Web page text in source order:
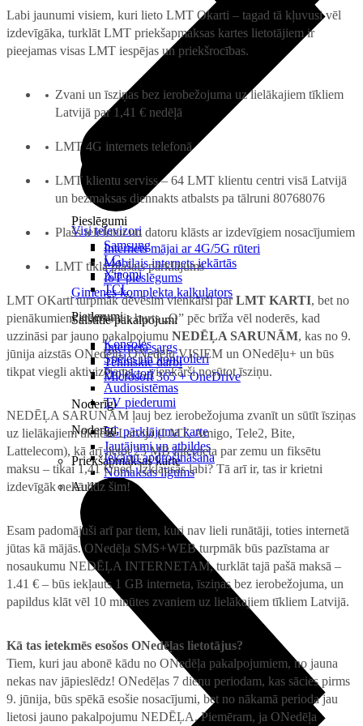
Pieslēgumi
Internets mājai ar 4G/5G rūteri
Mobilais internets iekārtās
IoT pieslēgums
Ģimenes komplekta kalkulators
Saistītie pakalpojumi
Interneta sargs
Tehniskie darbi
Microsoft 365 + OneDrive
Noderīgi
5G pārklājuma karte
Jautājumi un atbildes
Priekšapmaksas karte
Visi televizori
Samsung
LG
Xiaomi
TCL
Piederumi
Konsoles
Spēles un kontrolieri
Projektori
Audiosistēmas
TV piederumi
Noderīgi
Iekārtu apdrošināšana
Nomaksas līgums
Audio
Labi jaunumi visiem, kuri lieto LMT Okarti – tagad tā kļuvusi vēl
izdevīgāka, turklāt LMT priekšapmaksas kartes lietotājiem ir
pieejamas visas LMT iespējas un priekšrocības.
Zvani un īsziņas bez ierobežojuma uz lielākajiem tīkliem
Latvijā par 1,41 € nedēļā
LMT 4G internets telefonā
LMT klientu serviss – 64 LMT klientu centri visā Latvijā
un bezmaksas diennakts atbalsts pa tālruni 80768076
Plašs telefonu un datoru klāsts ar izdevīgiem nosacījumiem
LMT tīkla plašais pārklājums
LMT OKarti turpmāk dēvēsim vienkārši parLMT KARTI, bet no
pienākumiem atbrīvotais burts „O” pēc brīža vēl noderēs, kad
uzzināsi par jauno pakalpojumu NEDĒĻA SARUNĀM, kas no 9.
jūnija aizstās ONedēļu, ONedēļu VISIEM un ONedēļu+ un būs
tikpat viegli aktivizējams –, vienkārši nosūtot īsziņu.
NEDĒĻA SARUNĀM ļauj bez ierobežojuma zvanīt un sūtīt īsziņas
uz lielākajiem tīkliem Latvijā (LMT, Amigo, Tele2, Bite,
Lattelecom), kā arī lietot 25 MB interneta par zemu un fiksētu
maksu – tikai 1,41 €/ned. Izklausās labi? Tā arī ir, tas ir krietni
izdevīgāk nekā līdz šim!
Esam padomājuši arī par tiem, kuri nav lieli runātāji, toties internetā
jūtas kā mājās. ONedēļa SMS+WEB turpmāk būs pazīstama ar
nosaukumu NEDĒĻA INTERNETAM, turklāt tajā pašā maksā –
1.41 € – būs iekļauts 1 GB interneta, īsziņas bez ierobežojuma, un
papildus klāt vēl 10 minūtes zvaniem uz lielākajiem tīkliem Latvijā.
Kā tas ietekmēs esošos ONedēļas lietotājus?
Tiem, kuri jau abonē kādu no ONedēļa pakalpojumiem, no jauna
nekas nav jāpieslēdz! ONedēļas 7 dienu periodam, kas sācies pirms
9. jūnija, būs spēkā esošie nosacījumi, bet no nākamā perioda jau
lietosi jauno pakalpojumu NEDĒĻA. Piemēram, ja ONedēļa